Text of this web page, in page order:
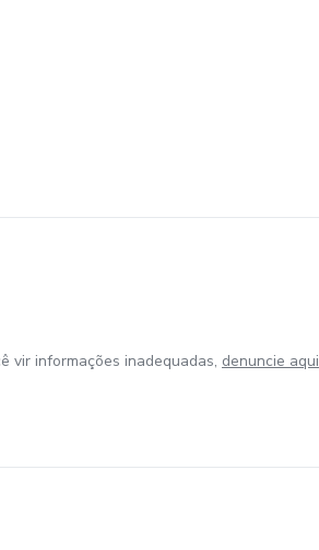
vir informações inadequadas, denuncie aqui